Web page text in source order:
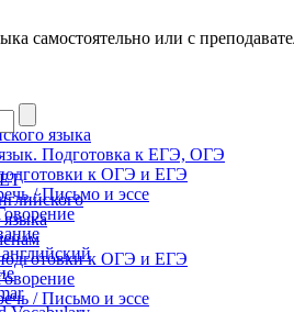
самостоятельно или с
языка
Подготовка к ЕГЭ, ОГЭ
к ОГЭ и ЕГЭ
/ Письмо и эссе
к ОГЭ и ЕГЭ
/ Письмо и эссе